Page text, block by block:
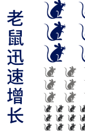
老
鼠
迅
速
增
长